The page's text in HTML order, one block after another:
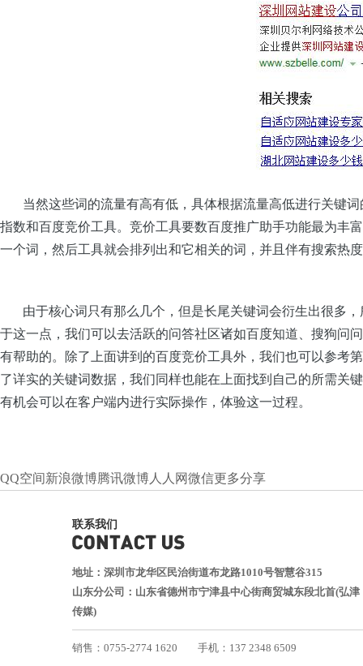
当然这些词的流量有高有低，具体根据流量高低进行关键词
指数和百度竞价工具。竞价工具要数百度推广助手功能最为丰
一个词，然后工具就会排列出和它相关的词，并且伴有搜索热
由于核心词只有那么几个，但是长尾关键词会衍生出很多，
于这一点，我们可以去活跃的问答社区诸如百度知道、搜狗问
有帮助的。除了上面讲到的百度竞价工具外，我们也可以参考
了详实的关键词数据，我们同样也能在上面找到自己的所需关
有机会可以在客户端内进行实际操作，体验这一过程。
QQ空间新浪微博腾讯微博 人人网微信更多分享
联系我们
地址：深圳市龙华区民治街道布龙路1010号智慧谷315
山东分公司：山东省德州市宁津县中心街商贸城东段北首(弘津
传媒)
销售：0755-2774 1620
手机：137 2348 6509